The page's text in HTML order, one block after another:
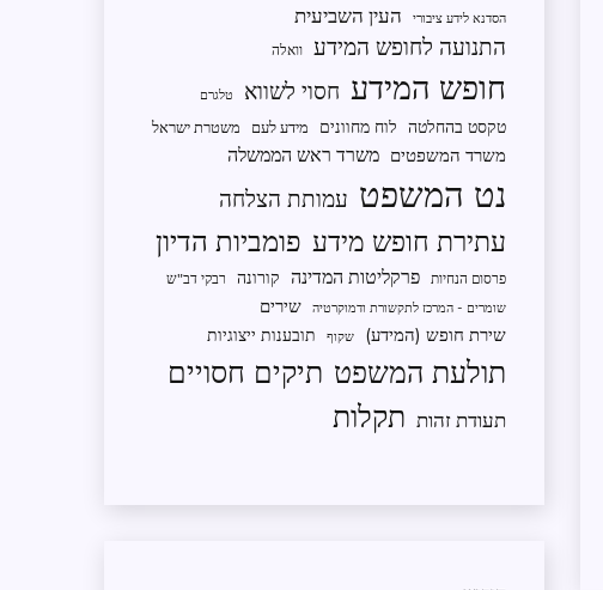
הסדנא לידע ציבורי העין השביעית
התנועה לחופש המידע וואלה
חופש המידע חסוי לשווא טלגרם
טקסט בהחלטה לוח מחוונים מידע לעם משטרת ישראל
משרד המשפטים משרד ראש הממשלה
נט המשפט עמותת הצלחה
עתירת חופש מידע פומביות הדיון
פרסום הנחיות פרקליטות המדינה קורונה רבקי דב"ש
שומרים - המרכז לתקשורת ודמוקרטיה
שירים
שירת חופש (המידע)
שקוף תובענות ייצוגיות
תולעת המשפט תיקים חסויים
תעודת זהות תקלות